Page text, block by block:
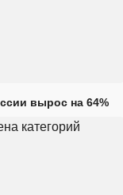
вырос на 64%